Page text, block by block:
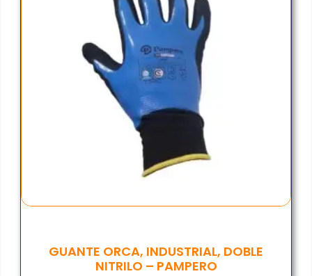
GUANTE ORCA, INDUSTRIAL, DOBLE
NITRILO – PAMPERO